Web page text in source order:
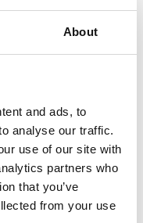
About
and ads, to
analyse our traffic.
use of our site with
partners who
that you’ve
from your use
1040 kg/km
1350 kg/km